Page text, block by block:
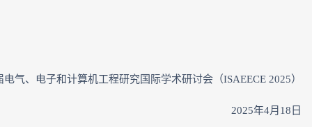
电气、电子和计算机工程研究国际学术研讨会（ISAEECE 2025）
2025年4月18日